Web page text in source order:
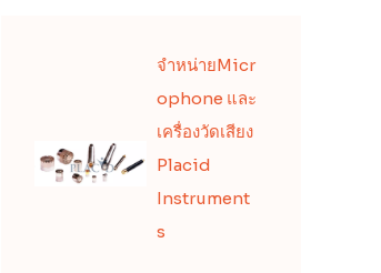
จำหน่ายMicr
ophone และ
เครื่องวัดเสียง
Placid
Instrument
s